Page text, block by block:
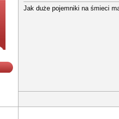
Jak duże pojemniki na śmieci